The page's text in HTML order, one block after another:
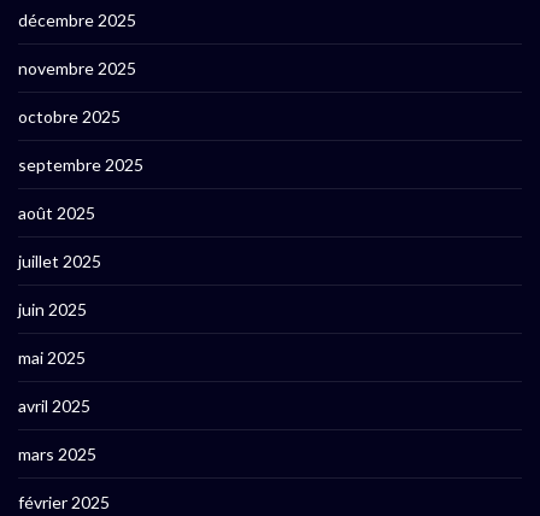
décembre 2025
novembre 2025
octobre 2025
septembre 2025
août 2025
juillet 2025
juin 2025
mai 2025
avril 2025
mars 2025
février 2025